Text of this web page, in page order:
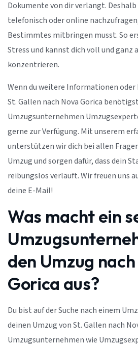
Dokumente von dir verlangt.
telefonisch oder online
Bestimmtes mitbringen musst. So
Stress und kannst dich voll und ganz
konzentrieren.
Wenn du weitere Informationen oder
St. Gallen nach Nova Gorica
Umzugsunternehmen
gerne zur Verfügung. Mit unserem
unterstützen wir dich bei allen
Umzug und sorgen dafür, dass dein
reibungslos verläuft. Wir freuen uns
deine E-Mail!
Was macht ein
den Umzug
Gorica aus?
Du bist auf der Suche nach einem
deinen Umzug von St. Gallen nach
Umzugsunternehmen wie